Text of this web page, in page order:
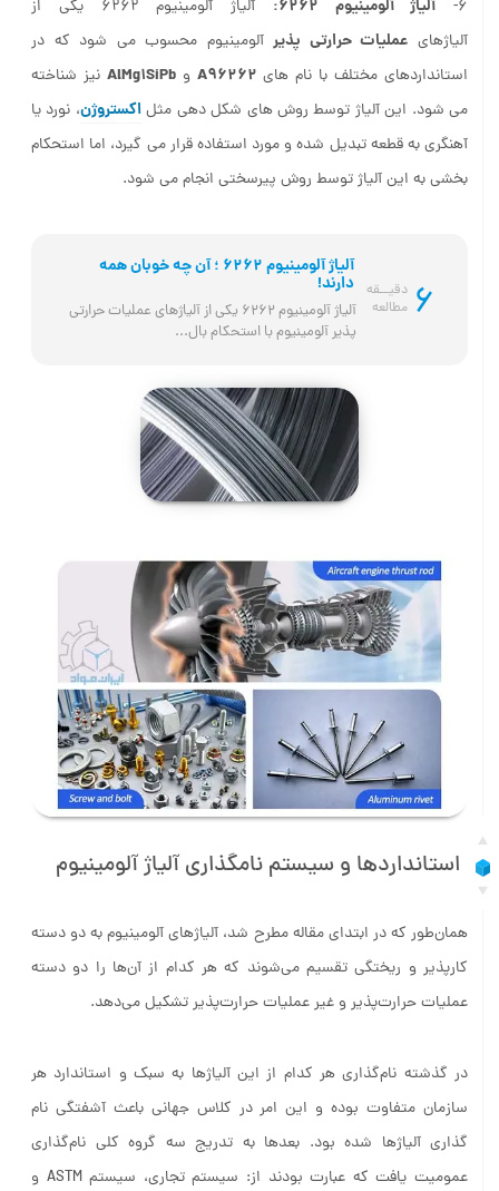
6- آلیاژ آلومینیوم 6262:
آلیاژ آلومینیوم 6262 یکی از
آلیاژهای عملیات حرارتی پذیرآلومینیوم محسوب می شود که در
استانداردهای مختلف با نام های A96262 وAlMg1SiPb نیز شناخته
می شود. این آلیاژ توسط روش های شکل دهی مثلاکستروژن، نورد یا
آهنگری به قطعه تبدیل شده و مورد استفاده قرار می گیرد، اما استحکام
بخشی به این آلیاژ توسط روش پیرسختی انجام می شود.
6 دقیــقه
مطالعه
آلیاژ آلومینیوم 6262 ؛ آن چه خوبان همه
دارند!
پذیر آلومینیوم با استحکام بال...
استانداردها و سیستم نامگذاری آلیاژ آلومینیوم
هما‌ن‌طور که در ابتدای مقاله مطرح شد، آلیاژهای آلومینیوم به دو دسته
کارپذیر و ریختگی تقسیم می‌شوند که هر کدام از آن‌ها را دو دسته
عملیات حرارت‌پذیر و غیر عملیات حرارت‌پذیر تشکیل می‌دهد.
در گذشته نام‌گذاری هر کدام از این آلیاژها به سبک و استاندارد هر
سازمان متفاوت بوده و این امر در کلاس جهانی باعث آشفتگی نام
گذاری آلیاژها شده بود. بعدها به تدریج سه گروه كلى نام‌گذارى
عمومیت يافت كه عبارت بودند از: سيستم تجارى، سيستم ASTM و